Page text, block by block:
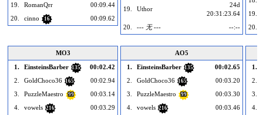
19.
RomanQrr
00:09.44
20.
cinno 16 00:09.62
19. Uthor
24d
20:31:23.64
20.
--- 无 --- --:--
19.
20.
MO3
1.
EinsteinsBarber 135
00:02.42
2.
GoldChoco36 165
00:02.94
3.
PuzzleMaestro 99
00:03.14
4.
vowels 216
00:03.29
AO5
1.
EinsteinsBarber 135
00:02.65
2.
GoldChoco36 165
00:03.20
3.
PuzzleMaestro 99
00:03.30
4.
vowels 216
00:03.46
1.
2.
3.
4.